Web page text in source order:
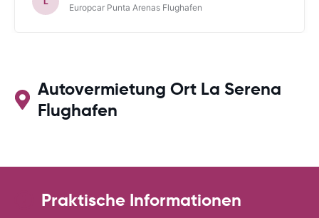
Europcar Punta Arenas Flughafen
Autovermietung Ort La Serena
Flughafen
Praktische Informationen